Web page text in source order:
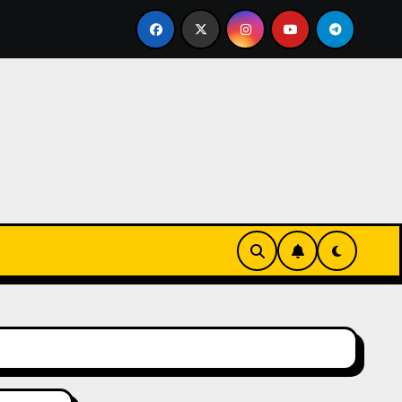
Innovationen Casinos online sin verificación: lo